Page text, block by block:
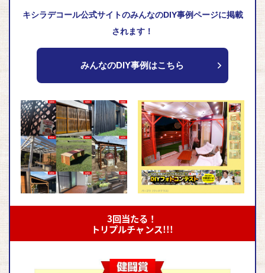
キシラデコール公式サイトのみんなのDIY事例ページに掲載
されます！
みんなのDIY事例はこちら